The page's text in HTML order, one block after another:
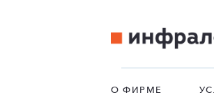
О ФИРМЕ